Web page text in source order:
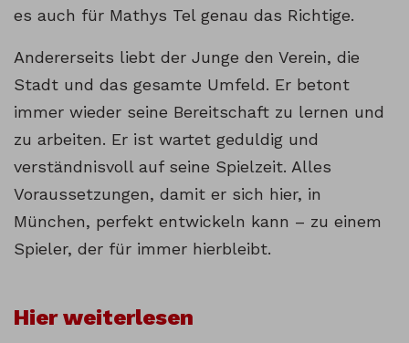
es auch für Mathys Tel genau das Richtige.
Andererseits liebt der Junge den Verein, die
Stadt und das gesamte Umfeld. Er betont
immer wieder seine Bereitschaft zu lernen und
zu arbeiten. Er ist wartet geduldig und
verständnisvoll auf seine Spielzeit. Alles
Voraussetzungen, damit er sich hier, in
München, perfekt entwickeln kann – zu einem
Spieler, der für immer hierbleibt.
Hier weiterlesen